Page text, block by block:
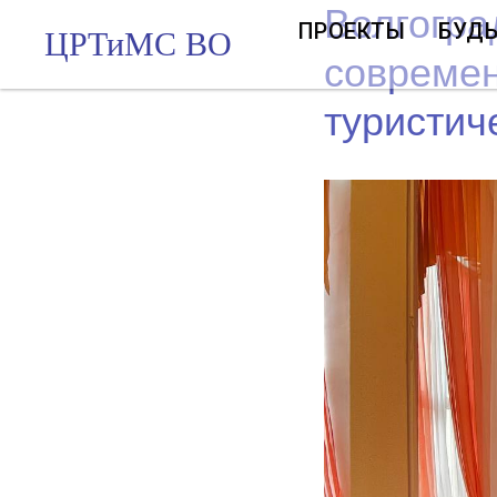
ЦРТиМС ВО ПРОЕКТЫ